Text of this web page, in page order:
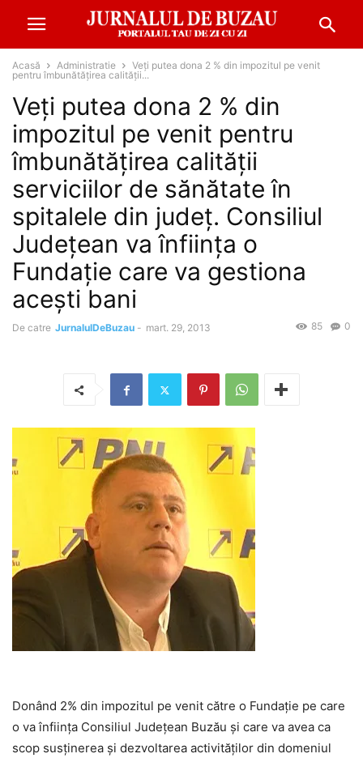
Acasă Administratie
Veți putea dona 2 % din impozitul pe venit
pentru îmbunătățirea calității...
Veți putea dona 2 % din
impozitul pe venit pentru
îmbunătățirea calității
serviciilor de sănătate în
spitalele din județ. Consiliul
Județean va înființa o
Fundație care va gestiona
acești bani
De catre JurnalulDeBuzau - mart. 29, 2013 0
85
Donând 2% din impozitul pe venit către o Fundație pe care
o va înființa Consiliul Județean Buzău și care va avea ca
scop susținerea și dezvoltarea activităților din domeniul